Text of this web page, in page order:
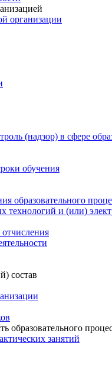
организации
(надзор) в сфере
обучения
образовательного
технологий и (или)
отчисления
состав
образовательного
занятий